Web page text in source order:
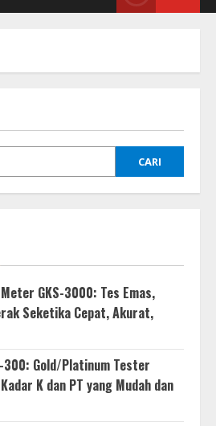
CARI
GKS-3000: Tes Emas,
Seketika Cepat, Akurat,
300: Gold/Platinum Tester
K dan PT yang Mudah dan